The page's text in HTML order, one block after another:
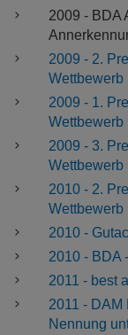
2009 - BDA
2009 - 2.
Wettbewerb
2009 - 1.
Wettbewerb
2009 - 3.
Wettbewerb
2010 - 2.
Wettbewerb
2010 -
2010 - BDA
2011 - best
2011 - DAM
Nennung